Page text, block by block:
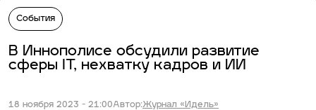
События
В Иннополисе обсудили развитие
сферы IT, нехватку кадров и ИИ
18 ноября 2023 - 21:00Автор:Журнал «Идель»